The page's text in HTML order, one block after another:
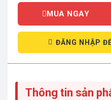
MUA NGAY
ĐĂNG NHẬP
Thông tin sản